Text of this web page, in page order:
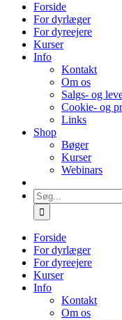
Forside
For dyrlæger
For dyreejere
Kurser
Info
Kontakt
Om os
Salgs- og
Cookie- og
Links
Shop
Bøger
Kurser
Webinars
Søg
efter:
Forside
For dyrlæger
For dyreejere
Kurser
Info
Kontakt
Om os